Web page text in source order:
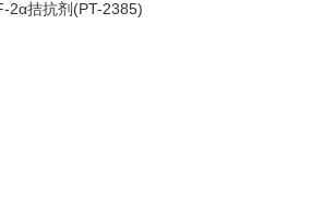
2α拮抗剂(PT-2385)